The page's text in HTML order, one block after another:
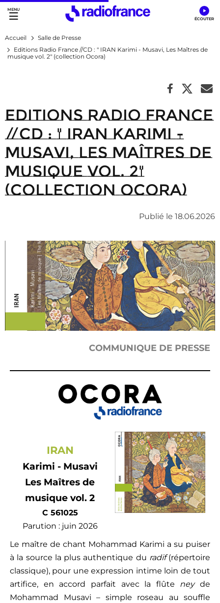
Accès direct :
Menu principal
Contenu
Accueil
Salle de Presse
Editions Radio France //CD : " IRAN Karimi - Musavi, Les Maîtres de
musique vol. 2" (collection Ocora)
Editions Radio France
//CD : " IRAN Karimi -
Musavi, Les Maîtres de
musique vol. 2"
(collection Ocora)
Publié le 18.06.2026
COMMUNIQUE DE PRESSE
IRAN
Karimi - Musavi
Les Maîtres de
musique vol. 2
C 561025
Parution : juin 2026
Le maître de chant Mohammad Karimi a su puiser
à la source la plus authentique du radif(répertoire
classique), pour une expression intime loin de tout
artifice, en accord parfait avec la flûte neyde
Mohammad Musavi – simple roseau au souffle